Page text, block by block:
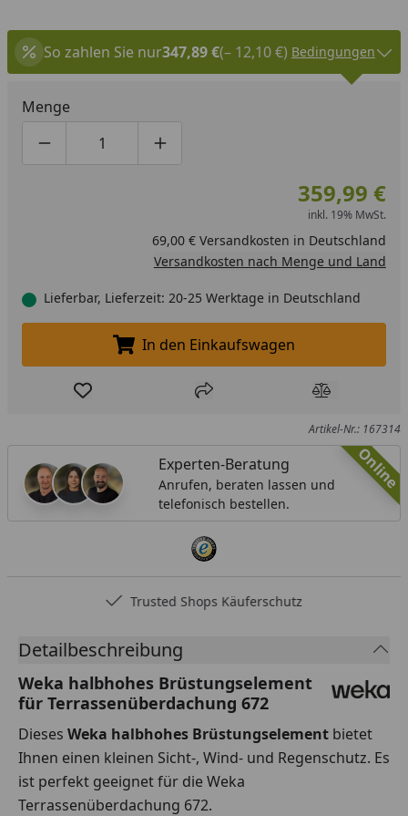
So zahlen Sie nur347,89 €(– 12,10 €) Bedingungen
Menge
Produktmenge um eins verringern
Produktmenge manuell eingeben
Produktmenge um eins erhöhen
359,99 €
inkl. 19% MwSt.
69,00 € Versandkosten in Deutschland
Versandkosten nach Menge und Land
Lieferbar, Lieferzeit: 20-25 Werktage in Deutschland
In den Einkaufswagen legen
In den Einkaufswagen
Produkt zur Wunschliste hinzufügen
Teilen Produkt
Artikel-Nr.: 167314
Online
Experten-Beratung
Anrufen, beraten lassen und
telefonisch bestellen.
Trusted Shops Käuferschutz
Detailbeschreibung
Weka halbhohes Brüstungselement
für Terrassenüberdachung 672
Dieses Weka halbhohes Brüstungselement bietet
Ihnen einen kleinen Sicht-, Wind- und Regenschutz. Es
ist perfekt geeignet für die Weka
Terrassenüberdachung 672.